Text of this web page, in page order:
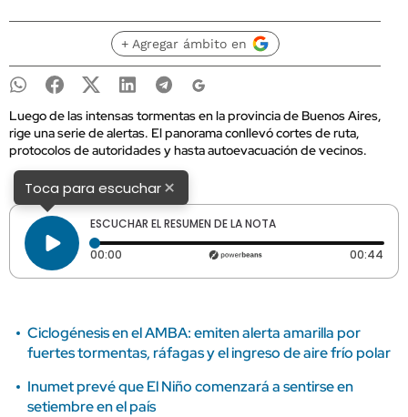
+ Agregar ámbito en
Luego de las intensas tormentas en la provincia de Buenos Aires,
rige una serie de alertas. El panorama conllevó cortes de ruta,
protocolos de autoridades y hasta autoevacuación de vecinos.
Toca para escuchar×
ESCUCHAR EL RESUMEN DE LA NOTA
00:00 Tiempo transcurrido: 0 segundos 00:44
Ciclogénesis en el AMBA: emiten alerta amarilla por
fuertes tormentas, ráfagas y el ingreso de aire frío polar
Inumet prevé que El Niño comenzará a sentirse en
setiembre en el país